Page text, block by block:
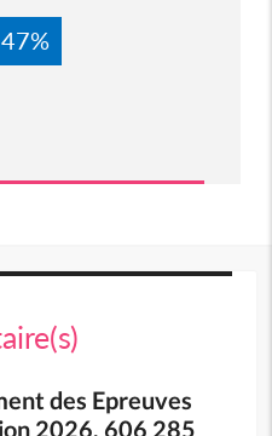
47%
des Epreuves
2026, 606 285